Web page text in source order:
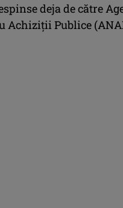
deja de către
Achiziţii Publice